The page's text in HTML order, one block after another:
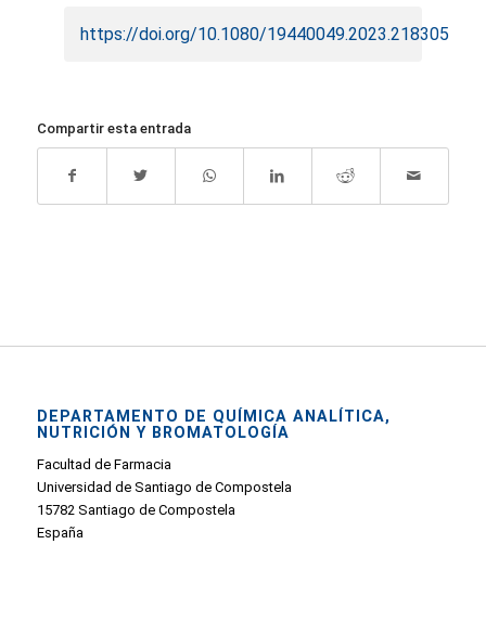
https://doi.org/10.1080/19440049.2023.2183051
Compartir esta entrada
DEPARTAMENTO DE QUÍMICA ANALÍTICA,
NUTRICIÓN Y BROMATOLOGÍA
Facultad de Farmacia
Universidad de Santiago de Compostela
15782 Santiago de Compostela
España